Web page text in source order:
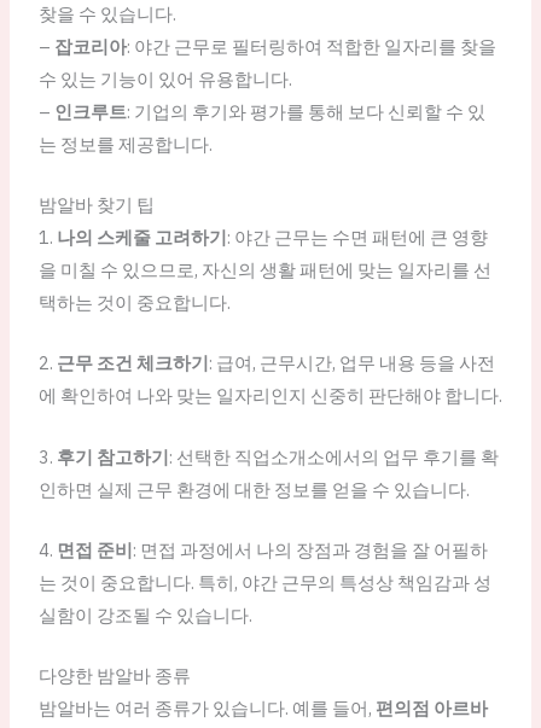
찾을 수 있습니다.
– 잡코리아: 야간 근무로 필터링하여 적합한 일자리를 찾을
수 있는 기능이 있어 유용합니다.
– 인크루트: 기업의 후기와 평가를 통해 보다 신뢰할 수 있
는 정보를 제공합니다.
밤알바 찾기 팁
1. 나의 스케줄 고려하기: 야간 근무는 수면 패턴에 큰 영향
을 미칠 수 있으므로, 자신의 생활 패턴에 맞는 일자리를 선
택하는 것이 중요합니다.
2. 근무 조건 체크하기 : 급여, 근무시간, 업무 내용 등을 사전
에 확인하여 나와 맞는 일자리인지 신중히 판단해야 합니다.
3. 후기 참고하기: 선택한 직업소개소에서의 업무 후기를 확
인하면 실제 근무 환경에 대한 정보를 얻을 수 있습니다.
4. 면접 준비: 면접 과정에서 나의 장점과 경험을 잘 어필하
는 것이 중요합니다. 특히, 야간 근무의 특성상 책임감과 성
실함이 강조될 수 있습니다.
다양한 밤알바 종류
밤알바는 여러 종류가 있습니다. 예를 들어, 편의점 아르바